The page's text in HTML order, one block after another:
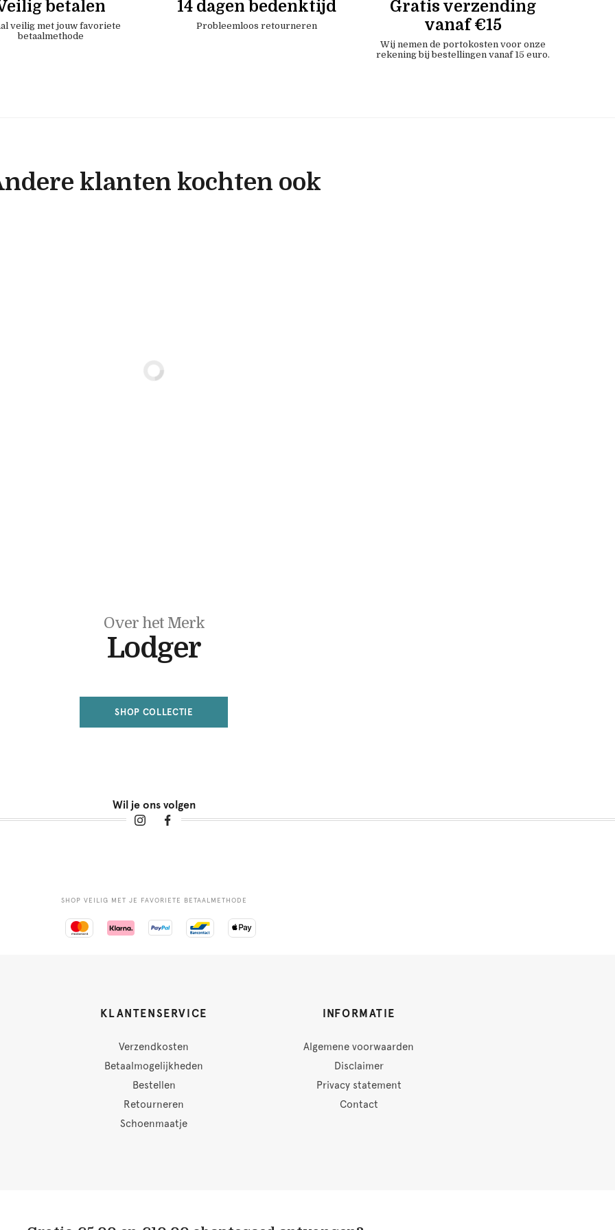
betalen
veilig met jouw favoriete
betaalmethode
14 dagen bedenktijd
Probleemloos retourneren
Gratis verzending
vanaf €15
Wij nemen de portokosten voor onze
rekening bij bestellingen vanaf 15 euro.
klanten kochten ook
Over het Merk
Lodger
SHOP COLLECTIE
Wil je ons volgen
SHOP VEILIG MET JE FAVORIETE BETAALMETHODE
KLANTENSERVICE
Verzendkosten
Betaalmogelijkheden
Bestellen
Retourneren
Schoenmaatje
INFORMATIE
Algemene voorwaarden
Disclaimer
Privacy statement
Contact